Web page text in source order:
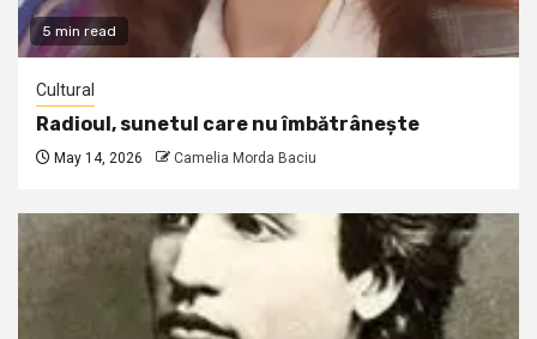
5 min read
Cultural
Radioul, sunetul care nu îmbătrânește
May 14, 2026 Camelia Morda Baciu